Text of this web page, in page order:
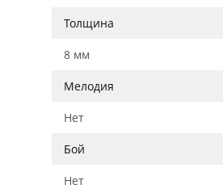
Толщина
8 мм
Мелодия
Нет
Бой
Нет